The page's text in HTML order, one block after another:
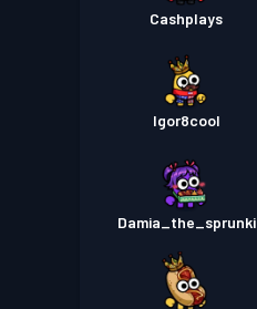
Cashplays
Igor8cool
Damia_the_sprunki